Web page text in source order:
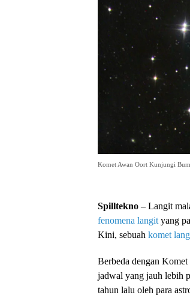
Komet Awan Oort Kunjungi
Spilltekno – Langit
fenomena langit yang
Kini, sebuah komet
Berbeda dengan
jadwal yang jauh lebih
tahun lalu oleh para